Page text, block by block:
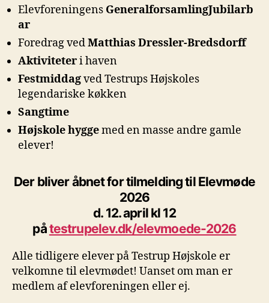
Elevforeningens GeneralforsamlingJubilarb
ar
Foredrag vedMatthias Dressler-Bredsdorff
Aktiviteteri haven
Festmiddagved Testrups Højskoles
legendariske køkken
Sangtime
Højskole hyggemed en masse andre gamle
elever!
Der bliver åbnet for tilmelding til Elevmøde
2026
d. 12. april kl 12
påtestrupelev.dk/elevmoede-2026
Alle tidligere elever på Testrup Højskole er
velkomne til elevmødet! Uanset om man er
medlem af elevforeningen eller ej.